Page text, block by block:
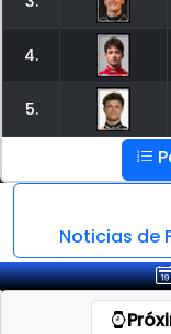
4.
5.
Noticias de